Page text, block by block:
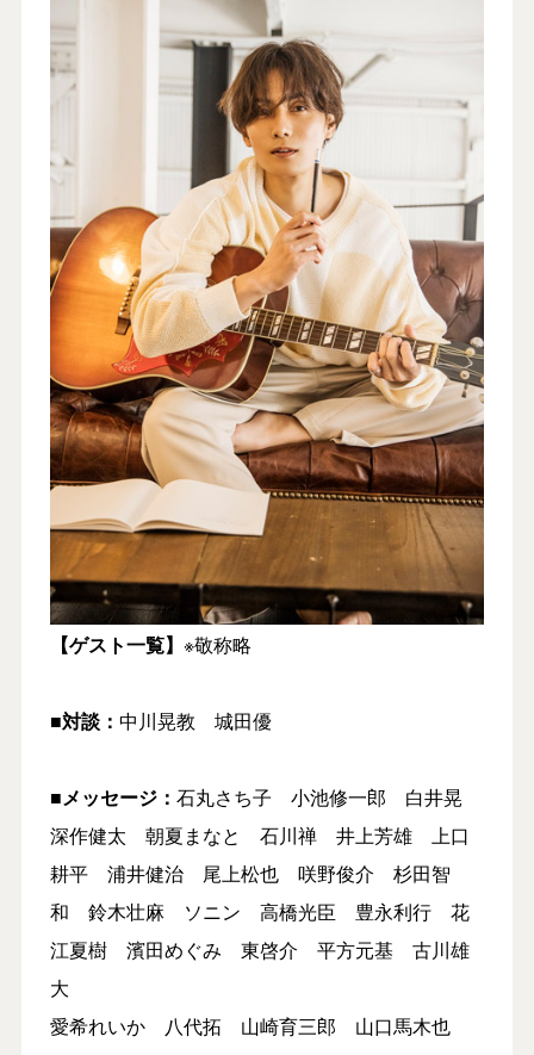
【ゲスト一覧】 ※敬称略
■対談： 中川晃教 城田優
■メッセージ： 石丸さち子 小池修一郎 白井晃
深作健太 朝夏まなと 石川禅 井上芳雄 上口
耕平 浦井健治 尾上松也 咲野俊介 杉田智
和 鈴木壮麻 ソニン 高橋光臣 豊永利行 花
江夏樹 濱田めぐみ 東啓介 平方元基 古川雄
大
愛希れいか 八代拓 山崎育三郎 山口馬木也